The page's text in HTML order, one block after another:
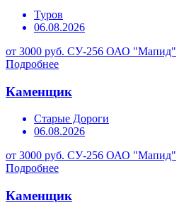
Туров
06.08.2026
от 3000 руб. СУ-256 ОАО "Мапид"
Подробнее
Каменщик
Старые Дороги
06.08.2026
от 3000 руб. СУ-256 ОАО "Мапид"
Подробнее
Каменщик